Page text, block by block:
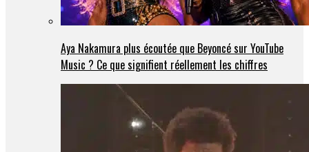
Aya Nakamura plus écoutée que Beyoncé sur YouTube
Music ? Ce que signifient réellement les chiffres